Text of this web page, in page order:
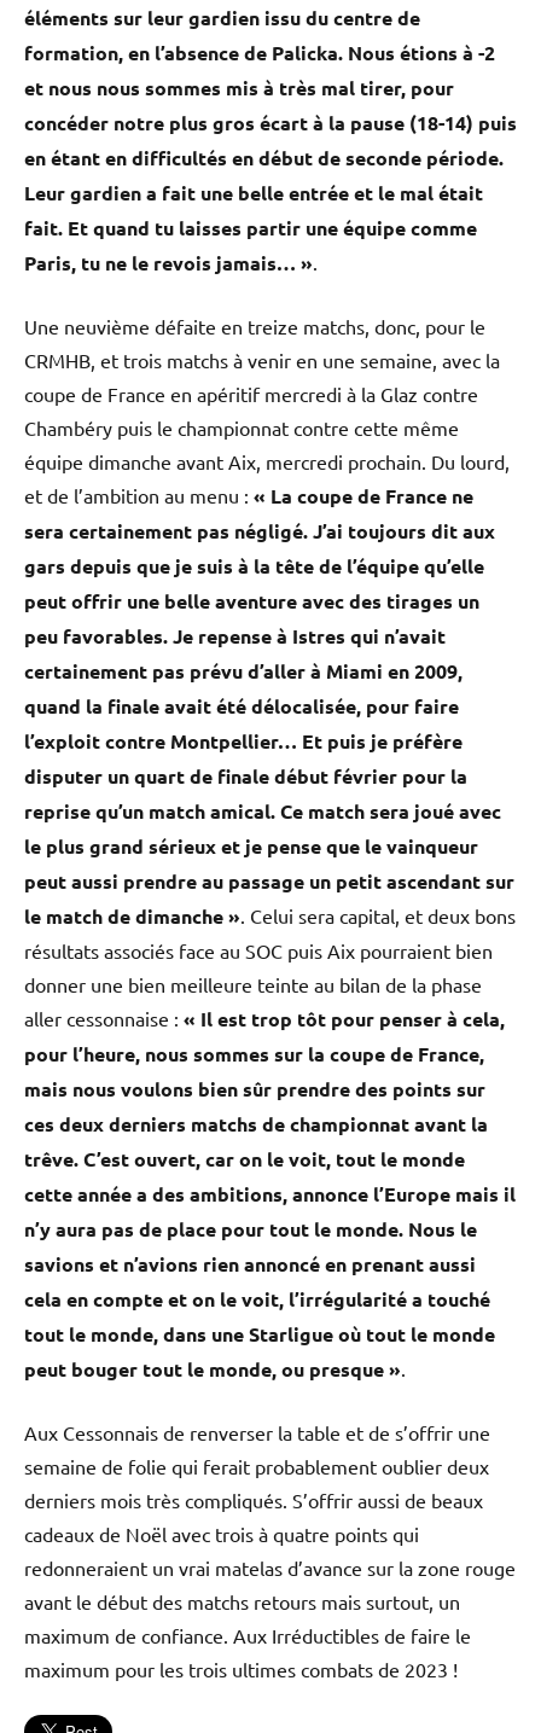
éléments sur leur gardien issu du centre de
formation, en l’absence de Palicka. Nous étions à -2
et nous nous sommes mis à très mal tirer, pour
concéder notre plus gros écart à la pause (18-14) puis
en étant en difficultés en début de seconde période.
Leur gardien a fait une belle entrée et le mal était
fait. Et quand tu laisses partir une équipe comme
Paris, tu ne le revois jamais… ».
Une neuvième défaite en treize matchs, donc, pour le
CRMHB, et trois matchs à venir en une semaine, avec la
coupe de France en apéritif mercredi à la Glaz contre
Chambéry puis le championnat contre cette même
équipe dimanche avant Aix, mercredi prochain. Du lourd,
et de l’ambition au menu : « La coupe de France ne
sera certainement pas négligé. J’ai toujours dit aux
gars depuis que je suis à la tête de l’équipe qu’elle
peut offrir une belle aventure avec des tirages un
peu favorables. Je repense à Istres qui n’avait
certainement pas prévu d’aller à Miami en 2009,
quand la finale avait été délocalisée, pour faire
l’exploit contre Montpellier… Et puis je préfère
disputer un quart de finale début février pour la
reprise qu’un match amical. Ce match sera joué avec
le plus grand sérieux et je pense que le vainqueur
peut aussi prendre au passage un petit ascendant sur
le match de dimanche ». Celui sera capital, et deux bons
résultats associés face au SOC puis Aix pourraient bien
donner une bien meilleure teinte au bilan de la phase
aller cessonnaise : « Il est trop tôt pour penser à cela,
pour l’heure, nous sommes sur la coupe de France,
mais nous voulons bien sûr prendre des points sur
ces deux derniers matchs de championnat avant la
trêve. C’est ouvert, car on le voit, tout le monde
cette année a des ambitions, annonce l’Europe mais il
n’y aura pas de place pour tout le monde. Nous le
savions et n’avions rien annoncé en prenant aussi
cela en compte et on le voit, l’irrégularité a touché
tout le monde, dans une Starligue où tout le monde
peut bouger tout le monde, ou presque ».
Aux Cessonnais de renverser la table et de s’offrir une
semaine de folie qui ferait probablement oublier deux
derniers mois très compliqués. S’offrir aussi de beaux
cadeaux de Noël avec trois à quatre points qui
redonneraient un vrai matelas d’avance sur la zone rouge
avant le début des matchs retours mais surtout, un
maximum de confiance. Aux Irréductibles de faire le
maximum pour les trois ultimes combats de 2023 !